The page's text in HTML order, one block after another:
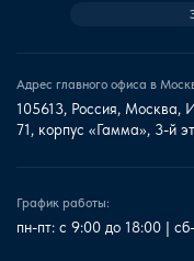
Адрес главного офиса в
105613, Россия, Москва,
71, корпус «Гамма», 3-й
График работы:
пн-пт: с 9:00 до 18:00 |